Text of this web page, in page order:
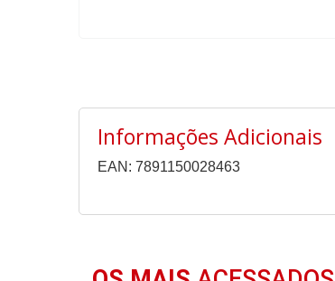
Informações Adicionais
EAN: 7891150028463